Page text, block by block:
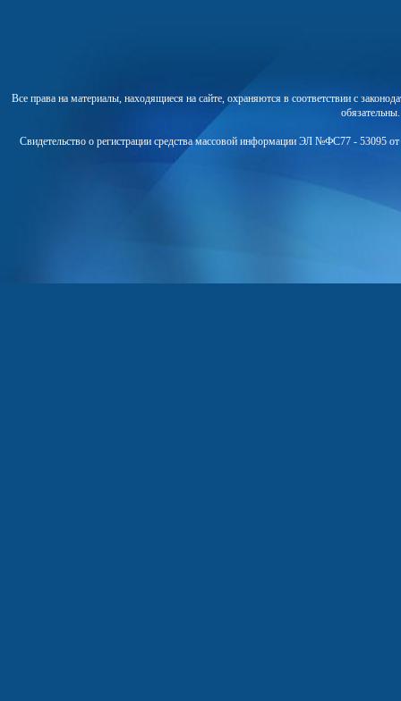
Все права на материалы, находящиеся на сайте, охраняются в соответствии с
Свидетельство о регистрации средства массовой информации ЭЛ №ФС77 - 53095